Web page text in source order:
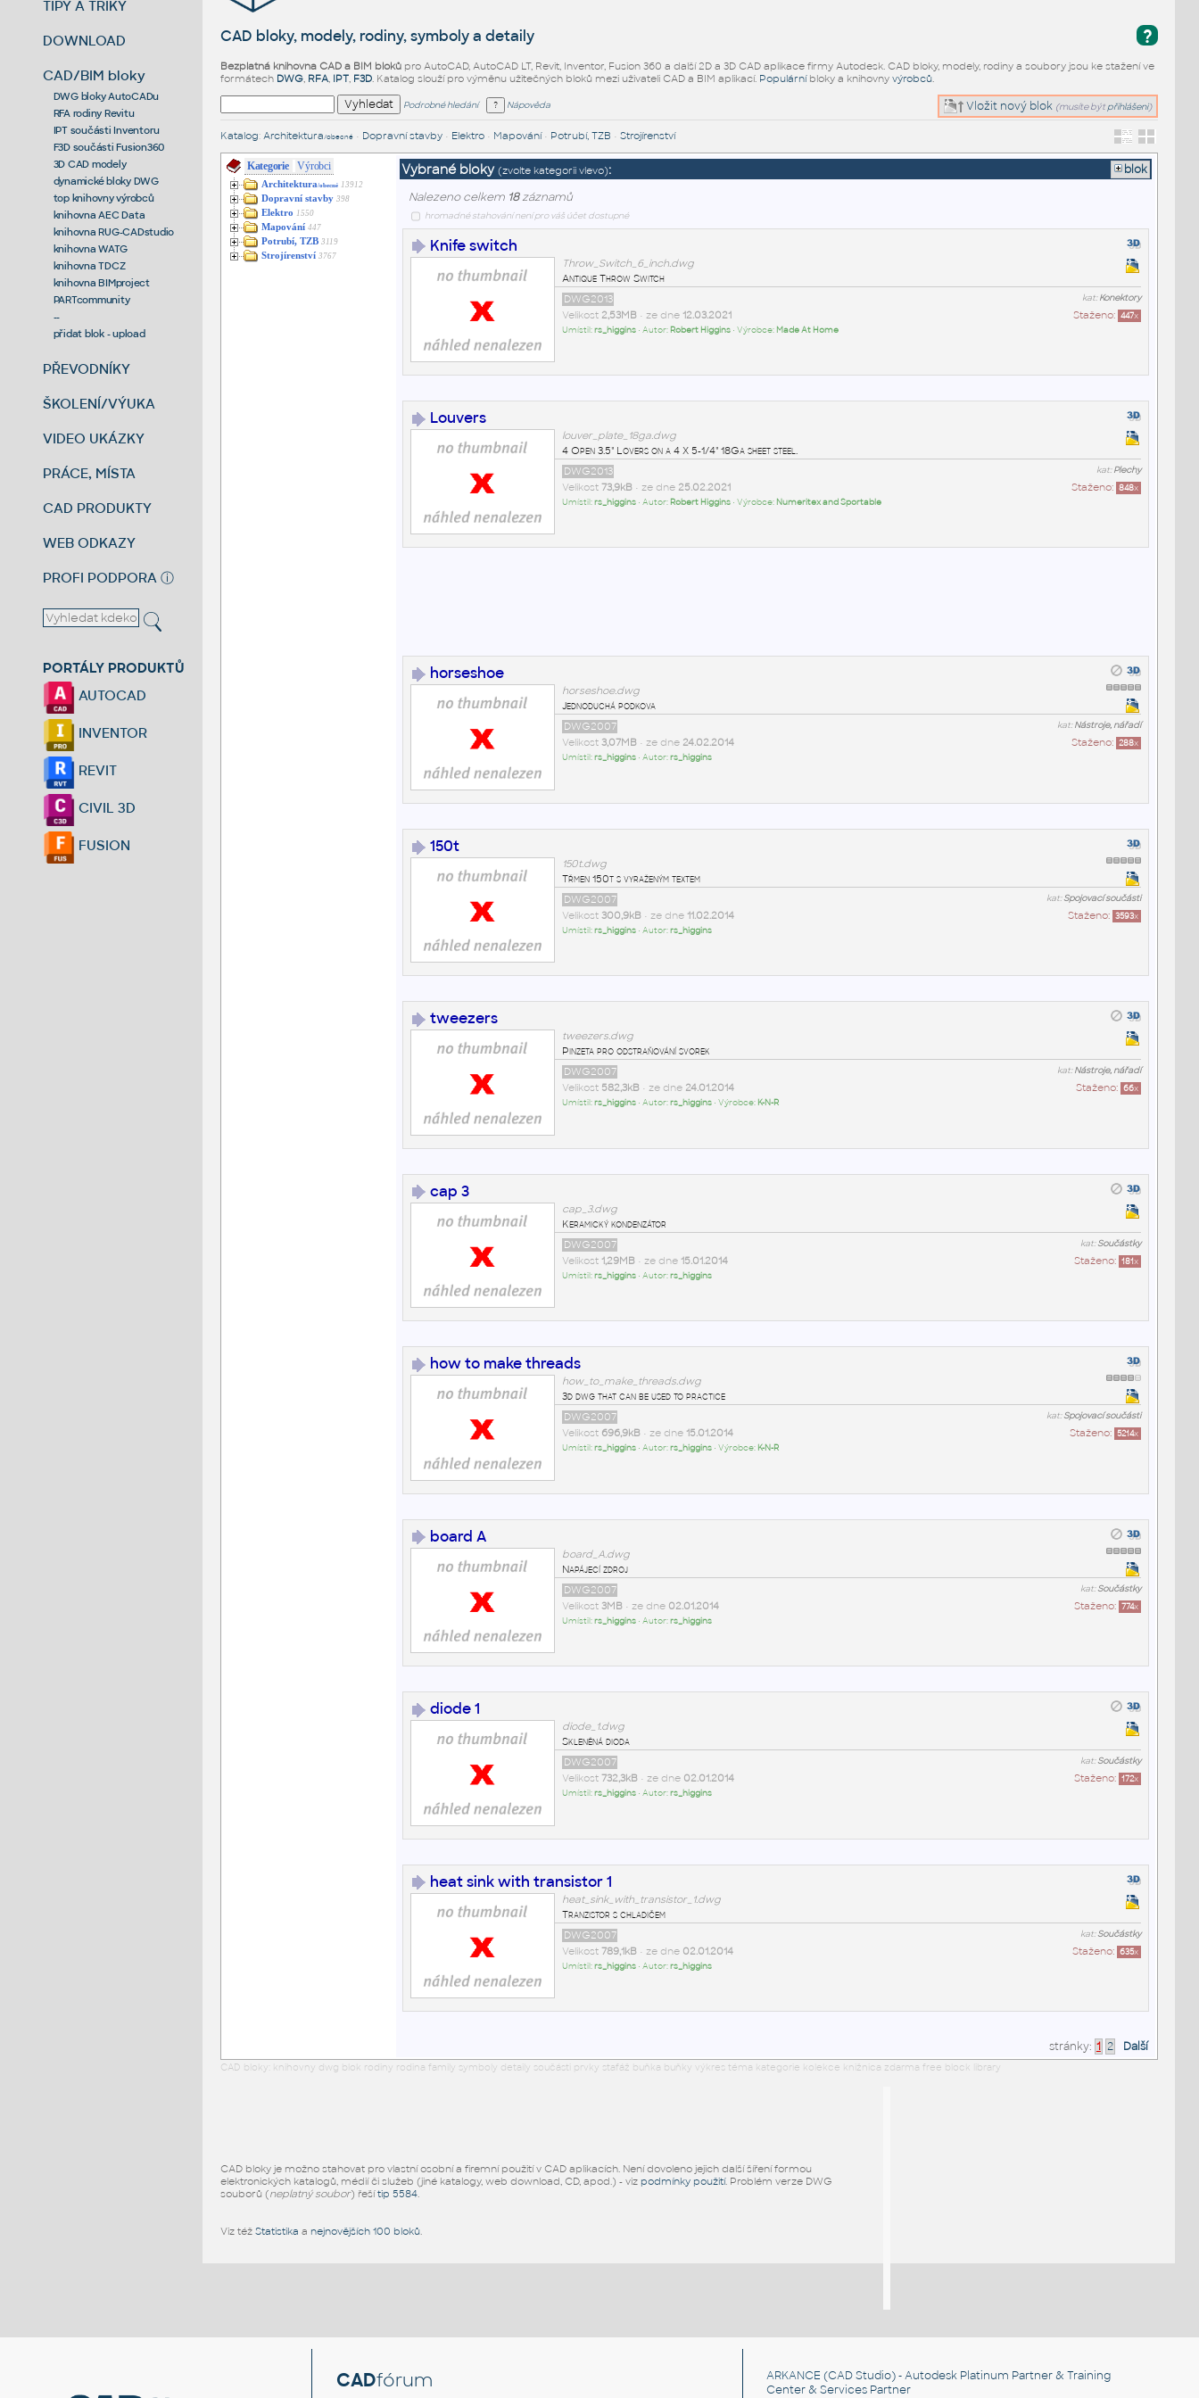
TIPY A TRIKY
DOWNLOAD
CAD/BIM bloky
DWG bloky AutoCADu
RFA rodiny Revitu
IPT součásti Inventoru
F3D součásti Fusion360
3D CAD modely
dynamické bloky DWG
top knihovny výrobců
knihovna AEC Data
knihovna RUG-CADstudio
knihovna WATG
knihovna TDCZ
knihovna BIMproject
PARTcommunity
--
přidat blok - upload
PŘEVODNÍKY
ŠKOLENÍ/VÝUKA
VIDEO UKÁZKY
PRÁCE, MÍSTA
CAD PRODUKTY
WEB ODKAZY
PROFI PODPORA ⓘ
PORTÁLY PRODUKTŮ
AUTOCAD
INVENTOR
REVIT
CIVIL 3D
FUSION
?
CAD bloky, modely, rodiny, symboly a detaily
Bezplatná knihovna CAD a BIM blokůpro AutoCAD, AutoCAD LT, Revit, Inventor, Fusion 360 a další 2D a 3D CAD aplikace firmy Autodesk. CAD bloky, modely, rodiny a soubory jsou ke stažení ve
formátech DWG, RFA, IPT, F3D. Katalog slouží pro výměnu užitečných bloků mezi uživateli CAD a BIM aplikací. Populárníbloky a knihovny výrobců.
Vložit nový blok (musíte být přihlášeni)
Podrobné hledání Nápověda
Katalog: Architektura /obecné• Dopravní stavby• Elektro• Mapování• Potrubí, TZB • Strojírenství
Kategorie Výrobci
Architektura/obecné 13912
Dopravní stavby 398
Elektro 1550
Mapování 447
Potrubí, TZB 3119
Strojírenství 3767
Vybrané bloky (zvolte kategorii vlevo):
blok
Nalezeno celkem 18záznamů
hromadné stahování není pro váš účet dostupné
Knife switch
Throw_Switch_6_inch.dwg
Antique Throw Switch
kat:Konektory
DWG2013
Staženo: 447x
Velikost 2,53MB• ze dne 12.03.2021
Umístil:rs_higgins• Autor: Robert Higgins• Výrobce: Made At Home
Louvers
louver_plate_18ga.dwg
4 Open 3.5" Lovers on a 4 X 5-1/4" 18Ga sheet steel.
kat:Plechy
DWG2013
Staženo: 848x
Velikost 73,9kB• ze dne 25.02.2021
Umístil:rs_higgins• Autor: Robert Higgins• Výrobce: Numeritex and Sportable
horseshoe
horseshoe.dwg
Jednoduchá podkova
kat:Nástroje, nářadí
DWG2007
Staženo: 288x
Velikost 3,07MB• ze dne 24.02.2014
Umístil:rs_higgins• Autor:rs_higgins
150t
150t.dwg
Třmen 150t s vyraženým textem
kat:Spojovací součásti
DWG2007
Staženo: 3593x
Velikost 300,9kB• ze dne 11.02.2014
Umístil:rs_higgins• Autor:rs_higgins
tweezers
tweezers.dwg
Pinzeta pro odstraňování svorek
kat:Nástroje, nářadí
DWG2007
Staženo: 66x
Velikost 582,3kB• ze dne 24.01.2014
Umístil:rs_higgins• Autor:rs_higgins• Výrobce: K-N-R
cap 3
cap_3.dwg
Keramický kondenzátor
kat:Součástky
DWG2007
Staženo: 181x
Velikost 1,29MB• ze dne 15.01.2014
Umístil:rs_higgins• Autor:rs_higgins
how to make threads
how_to_make_threads.dwg
3d dwg that can be used to practice
kat:Spojovací součásti
DWG2007
Staženo: 5214x
Velikost 696,9kB• ze dne 15.01.2014
Umístil:rs_higgins• Autor:rs_higgins• Výrobce: K-N-R
board A
board_A.dwg
Napájecí zdroj
kat:Součástky
DWG2007
Staženo: 774x
Velikost 3MB• ze dne 02.01.2014
Umístil:rs_higgins• Autor:rs_higgins
diode 1
diode_1.dwg
Skleněná dioda
kat:Součástky
DWG2007
Staženo: 172x
Velikost 732,3kB• ze dne 02.01.2014
Umístil:rs_higgins• Autor:rs_higgins
heat sink with transistor 1
heat_sink_with_transistor_1.dwg
Tranzistor s chladičem
kat:Součástky
DWG2007
Staženo: 635x
Velikost 789,1kB• ze dne 02.01.2014
Umístil:rs_higgins• Autor:rs_higgins
stránky: 1 2 Další
CAD bloky: knihovny dwg blok rodiny rodina family symboly detaily součásti prvky stafáž buňka buňky výkres téma kategorie kolekce knižnica zdarma free block library
CAD bloky je možno stahovat pro vlastní osobní a firemní použití v CAD aplikacích. Není dovoleno jejich další šíření formou
elektronických katalogů, médií či služeb (jiné katalogy, web download, CD, apod.) - viz podmínky použití. Problém verze DWG
souborů (neplatný soubor) řešítip 5584.
Viz též Statistika a nejnovějších 100 bloků.
CADfórum ARKANCE (CAD Studio) - Autodesk Platinum Partner & Training
Center & Services Partner